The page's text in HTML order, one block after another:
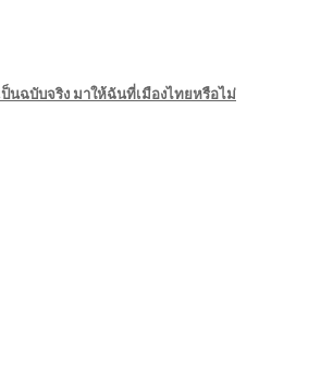
ป็นฉบับจริง มาให้ฉันที่เมืองไทยหรือไม่